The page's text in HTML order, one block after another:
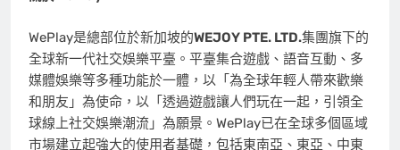
WePlay是總部位於新加坡的WEJOY PTE. LTD.集團旗下的
全球新一代社交娛樂平臺。平臺集合遊戲、語音互動、多
媒體娛樂等多種功能於一體，以「為全球年輕人帶來歡樂
和朋友」為使命，以「透過遊戲讓人們玩在一起，引領全
球線上社交娛樂潮流」為願景。WePlay已在全球多個區域
市場建立起強大的使用者基礎，包括東南亞、東亞、中東